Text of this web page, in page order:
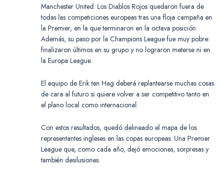
Manchester United. Los Diablos Rojos quedaron fuera de
todas las competiciones europeas tras una floja campaña en
la Premier, en la que terminaron en la octava posición.
Además, su paso por la Champions League fue muy pobre:
finalizaron últimos en su grupo y no lograron meterse ni en
la Europa League.
El equipo de Erik ten Hag deberá replantearse muchas cosas
de cara al futuro si quiere volver a ser competitivo tanto en
el plano local como internacional.
Con estos resultados, quedó delineado el mapa de los
representantes ingleses en las copas europeas. Una Premier
League que, como cada año, dejó emociones, sorpresas y
también desilusiones.